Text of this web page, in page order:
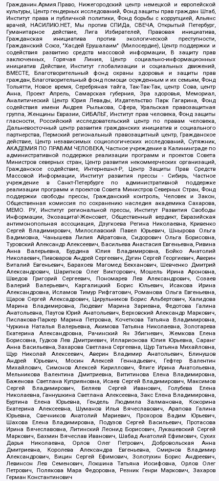
Гражданин.Армия.Право, Нижегородский центр немецкой и европейской
культуры, Центр гендерных исследований, Фонд защиты прав граждан Штаб,
Институт права и публичной политики, Фонд борьбы с коррупцией, Альянс
врачей, НАСИЛИЮ.НЕТ, Мы против СПИДа, СВЕЧА, Открытый Петербург,
Гуманитарное действие, Лига Избирателей, Правовая инициатива,
Гражданская инициатива против экологической преступности,
Гражданский Союз, "Хасдей Ерушалаим" (Милосердие), Центр поддержки и
содействия развитию средств массовой информации, В защиту прав
заключенных, Горячая Линия, Центр социально-информационных
инициатив Действие, Институт глобализации и социальных движений,
ВМЕСТЕ, Благотворительный фонд охраны здоровья и защиты прав
граждан, Благотворительный фонд помощи осужденным и их семьям, Фонд
Тольятти, Новое время, Серебряная тайга, Так-Так-Так, центр Сова, центр
Анна, Проект Апрель, Самарская губерния, Эра здоровья, Мемориал,
Аналитический Центр Юрия Левады, Издательство Парк Гагарина, Фонд
содействия имени Андрея Рылькова, Сфера, Уральская правозащитная
группа, Женщины Евразии, СИБАЛЬТ, Институт прав человека, Фонд защиты
гласности, Российский исследовательский центр по правам человека,
Дальневосточный центр развития гражданских инициатив и социального
партнерства, Пермский региональный правозащитный центр, Гражданское
действие, Центр независимых социологических исследований, Сутяжник,
АКАДЕМИЯ ПО ПРАВАМ ЧЕЛОВЕКА, Частное учреждение в Калининграде по
административной поддержке реализации программ и проектов Совета
Министров северных стран, Центр развития некоммерческих организаций,
Гражданское содействие, Интернешнл-Р, Центр Защиты Прав Средств
Массовой Информации, Институт развития прессы - Сибирь, Частное
учреждение в Санкт-Петербурге по административной поддержке
реализации программ и проектов Совета Министров Северных Стран, Фонд
поддержки свободы прессы, Гражданский контроль, Человек и Закон,
Общественная комиссия по сохранению наследия академика Сахарова,
МЕМО. РУ, Институт региональной прессы, Институт Развития Свободы
Информации, Экозащита!-Женсовет, Общественный вердикт, Евразийская
антимонопольная ассоциация, Дзугкоева Регина Николаевна, Кривенко
Сергей Владимирович, Милославский Павел Юрьевич, Шнырова Ольга
Вадимовна, Чанышева Лилия Айратовна, Сидорович Ольга Борисовна,
Туровский Александр Алексеевич, Васильева Анастасия Евгеньевна, Ривина
Анна Валерьевна, Бурдина Юлия Владимировна, Бойко Анатолий
Николаевич, Пивоваров Андрей Сергеевич, Дугин Сергей Георгиевич, Аверин
Виталий Евгеньевич, Барахоев Магомед Бекханович, Шевченко Дмитрий
Александрович, Шарипков Олег Викторович, Мошель Ирина Ароновна,
Шведов Григорий Сергеевич, Пономарев Лев Александрович, Созаев
Валерий Валерьевич, Каргалицкий Борис Юльевич, Исакова Ирина
Александровна, Исламов Тимур Рифгатович, Романова Ольга Евгеньевна,
Щаров Сергей Алексадрович, Цирульников Борис Альбертович, Халидова
Марина Владимировна, Людевиг Марина Зариевна, Федотова Галина
Анатольевна, Паутов Юрий Анатольевич, Верховский Александр Маркович,
Пислакова-Паркер Марина Петровна, Кочеткова Татьяна Владимировна,
Чуркина Наталья Валерьевна, Акимова Татьяна Николаевна, Золотарева
Екатерина Александровна, Рачинский Ян Збигневич, Жемкова Елена
Борисовна, Гудков Лев Дмитриевич, Илларионова Юлия Юрьевна, Саранг
Анна Васильевна, Захарова Светлана Сергеевна, Щур Татьяна Михайловна,
Щур Николай Алексеевич, Аверин Владимир Анатольевич, Блинушов
Андрей Юрьевич, Мосин Алексей Геннадьевич, Гефтер Валентин
Михайлович, Симонов Алексей Кириллович, Флиге Ирина Анатольевна,
Мельникова Валентина Дмитриевна, Вититинова Елена Владимировна,
Баженова Светлана Куприяновна, Исаев Сергей Владимирович, Максимов
Сергей Владимирович, Беляев Сергей Иванович, Голубева Елена
Николаевна, Ганнушкина Светлана Алексеевна, Закс Елена Владимировна,
Буртина Елена Юрьевна, Гендель Людмила Залмановна, Кокорина
Екатерина Алексеевна, Шуманов Илья Вячеславович, Арапова Галина
Юрьевна, Свечников Анатолий Мариевич, Прохоров Вадим Юрьевич,
Шахова Елена Владимировна, Подузов Сергей Васильевич, Протасова
Ирина Вячеславовна, Литинский Леонид Борисович, Лукашевский Сергей
Маркович, Бахмин Вячеслав Иванович, Шабад Анатолий Ефимович, Сухих
Дарья Николаевна, Орлов Олег Петрович, Добровольская Анна
Дмитриевна, Королева Александра Евгеньевна, Смирнов Владимир
Александрович, Вицин Сергей Ефимович, Золотухин Борис Андреевич,
Левинсон Лев Семенович, Локшина Татьяна Иосифовна, Орлов Олег
Петрович, Полякова Мара Федоровна, Резник Генри Маркович, Захаров
Герман Константинович